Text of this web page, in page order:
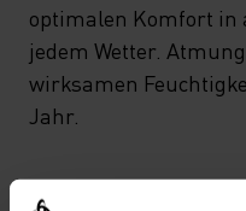
optimalen Komfort in
jedem Wetter.
wirksamen
Jahr.